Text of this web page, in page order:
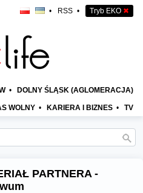
• RSS • Tryb EKO ✖
• DOLNY ŚLĄSK (AGLOMERACJA)
WOLNY • KARIERA I BIZNES • TV
PARTNERA -